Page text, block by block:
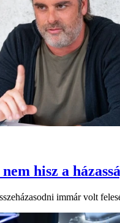
hisz a
immár volt